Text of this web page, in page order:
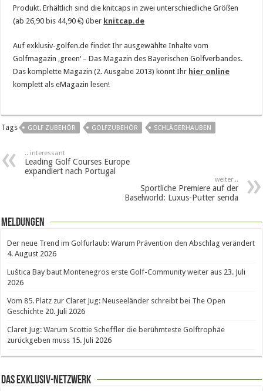
Produkt. Erhältlich sind die knitcaps in zwei unterschiedliche Größen
(ab 26,90 bis 44,90 €) über knitcap.de
Auf exklusiv-golfen.de findet Ihr ausgewählte Inhalte vom
Golfmagazin ‚green‘ – Das Magazin des Bayerischen Golfverbandes.
Das komplette Magazin (2. Ausgabe 2013) könnt Ihr hier online
komplett als eMagazin lesen!
Tags GOLF ZUBEHÖR GOLFZUBEHÖR SCHLÄGERHAUBEN
.. interessant
Leading Golf Courses Europe
expandiert nach Portugal
weiter ..
Sportliche Premiere auf der
Baselworld: Luxus-Putter senda
Meldungen
Der neue Trend im Golfurlaub: Warum Prävention den Abschlag verändert
4. August 2026
Luštica Bay baut Montenegros erste Golf-Community weiter aus 23. Juli
2026
Vom 85. Platz zur Claret Jug: Neuseeländer schreibt bei The Open
Geschichte 20. Juli 2026
Claret Jug: Warum Scottie Scheffler die berühmteste Golftrophäe
zurückgeben muss 15. Juli 2026
Das Exklusiv-Netzwerk